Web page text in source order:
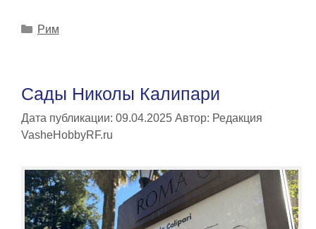
Рубрики
Рим
Сады Николы Калипари
Дата публикации: 09.04.2025 Автор: Редакция
VasheHobbyRF.ru